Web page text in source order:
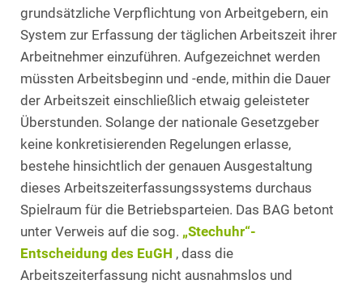
grundsätzliche Verpflichtung von Arbeitgebern, ein
System zur Erfassung der täglichen Arbeitszeit ihrer
Arbeitnehmer einzuführen. Aufgezeichnet werden
müssten Arbeitsbeginn und -ende, mithin die Dauer
der Arbeitszeit einschließlich etwaig geleisteter
Überstunden. Solange der nationale Gesetzgeber
keine konkretisierenden Regelungen erlasse,
bestehe hinsichtlich der genauen Ausgestaltung
dieses Arbeitszeiterfassungssystems durchaus
Spielraum für die Betriebsparteien. Das BAG betont
unter Verweis auf die sog. „Stechuhr“-
Entscheidung des EuGH , dass die
Arbeitszeiterfassung nicht ausnahmslos und